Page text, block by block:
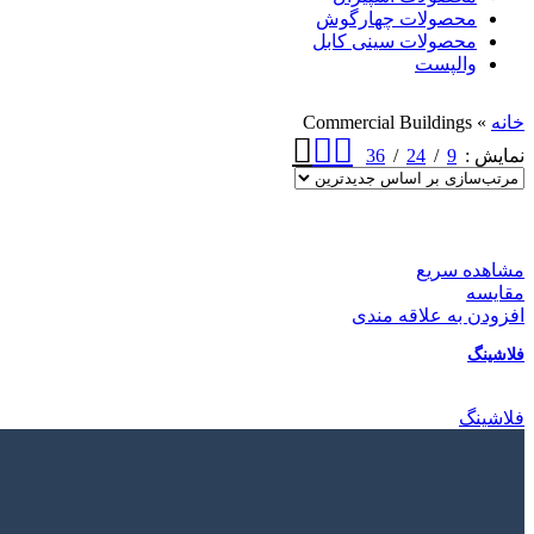
محصولات چهارگوش
محصولات سینی کابل
والپست
خانه »
Commercial Buildings
نمایش
9
24
36
مشاهده سریع
مقایسه
افزودن به علاقه مندی
فلاشینگ
فلاشینگ